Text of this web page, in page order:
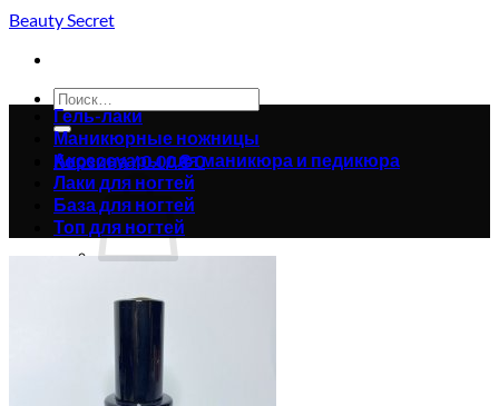
Skip
content
Beauty Secret
Искать:
Корзина /0.00₴0
Корзина пуста.
Корзина
Гель-лаки
Маникюрные ножницы
Аксессуары для маникюра и педикюра
Лаки для ногтей
База для ногтей
Топ для ногтей